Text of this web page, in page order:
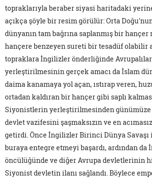
topraklarıyla beraber siyasi haritadaki yerine
açıkça şöyle bir resim görülür: Orta
dünyanın tam bağrına saplanmış bir
hançere benzeyen sureti bir tesadüf olabilir
topraklara İngilizler önderliğinde
yerleştirilmesinin gerçek amacı da İslam
daima kanamaya yol açan, ıstırap veren,
ortadan kaldıran bir hançer gibi saplı
Siyonistlerin yerleştirilmesinden günümüze
devlet vazifesini şaşmaksızın ve en
getirdi. Önce İngilizler Birinci Dünya
buraya entegre etmeyi başardı, ardından
öncülüğünde ve diğer Avrupa devletlerinin
Siyonist devletin ilanı sağlandı. Böylece